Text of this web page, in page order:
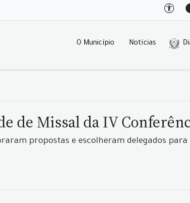
O Município Notícias
de Missal da IV
propostas e escolheram delegados